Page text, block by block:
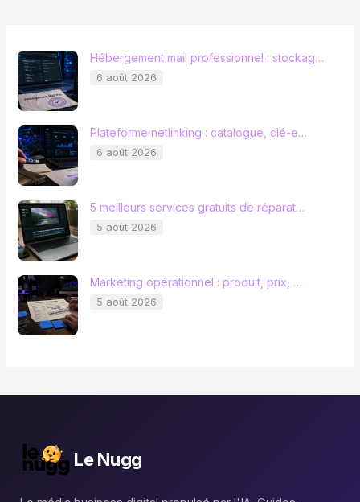
Hébergement mail professionnel : stockag…
6 août 2026
Plateforme netlinking : catalogue, clé-e…
6 août 2026
5 meilleurs services gratuits de réparat…
5 août 2026
Marketing opérationnel : produit, prix, …
5 août 2026
Le Nugg